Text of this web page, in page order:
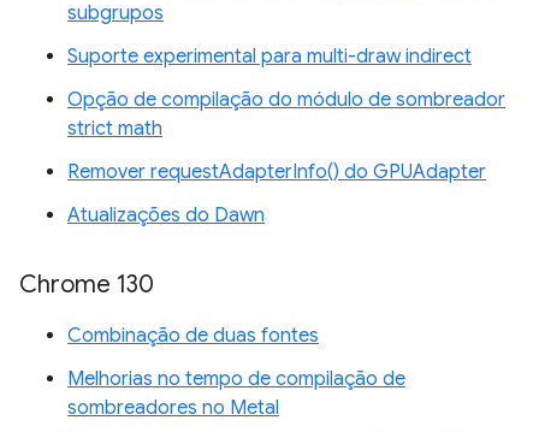
subgrupos
Suporte experimental para multi-draw indirect
Opção de compilação do módulo de sombreador
strict math
Remover requestAdapterInfo() do GPUAdapter
Atualizações do Dawn
Chrome 130
Combinação de duas fontes
Melhorias no tempo de compilação de
sombreadores no Metal